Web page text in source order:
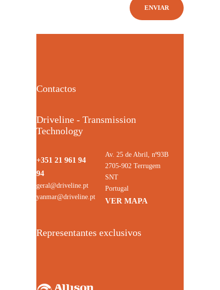
Contactos
Driveline - Transmission
Technology
+351 21 961 94
94
geral@driveline.pt
yanmar@driveline.pt
Av. 25 de Abril, nº93B
2705-902 Terrugem
SNT
Portugal
VER MAPA
Representantes exclusivos